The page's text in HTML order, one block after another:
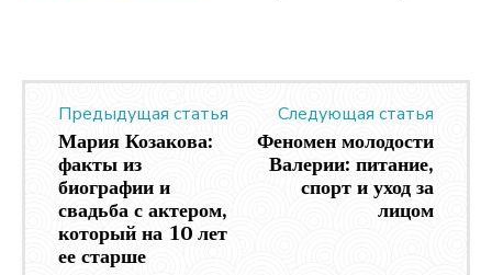
Предыдущая статья
Мария Козакова:
факты из
биографии и
свадьба с актером,
который на 10 лет
ее старше
Следующая статья
Феномен молодости
Валерии: питание,
спорт и уход за
лицом